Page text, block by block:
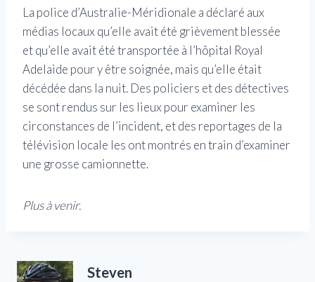
La police d’Australie-Méridionale a déclaré aux
médias locaux qu’elle avait été grièvement blessée
et qu’elle avait été transportée à l’hôpital Royal
Adelaide pour y être soignée, mais qu’elle était
décédée dans la nuit. Des policiers et des détectives
se sont rendus sur les lieux pour examiner les
circonstances de l’incident, et des reportages de la
télévision locale les ont montrés en train d’examiner
une grosse camionnette.
Plus à venir.
Steven